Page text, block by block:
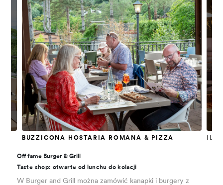
BUZZICONA HOSTARIA ROMANA & PIZZA IL
Off fame Burger & Grill
Taste shop: otwarte od lunchu do kolacji
W Burger and Grill można zamówić kanapki i burgery z